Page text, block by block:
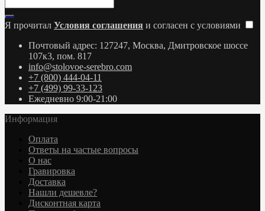
Я прочитал Условия соглашения и согласен с условиями
Почтовый адрес: 127247, Москва, Дмитровское шоссе
107к3, пом. 817
info@stolovoe-serebro.com
+7 (800) 444-04-11
+7 (499) 99-33-123
Ежедневно 9:00-21:00
Информация
Оплата
Ответы на частые вопросы
О нас
Гравировка
Доставка
Нашли дешевле?
Дисконтная карта